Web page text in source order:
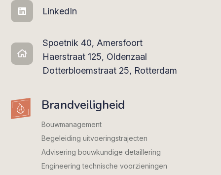
LinkedIn
Spoetnik 40, Amersfoort
Haerstraat 125, Oldenzaal
Dotterbloemstraat 25, Rotterdam
Brandveiligheid
Bouwmanagement
Begeleiding uitvoeringstrajecten
Advisering bouwkundige detaillering
Engineering technische voorzieningen